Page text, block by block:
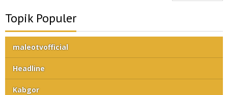
Topik Populer
maleotvofficial
Headline
Kabgor